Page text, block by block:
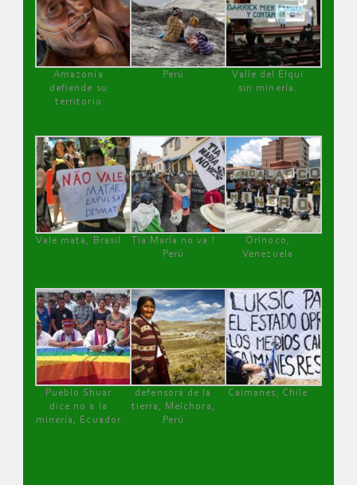
Amazonía
defiende su
territorio
Perú
Valle del Elqui
sin minería.
Vale mata, Brasil
Tía María no va !
Perú
Orinoco,
Venezuela
Pueblo Shuar
dice no a la
minería, Ecuador
defensora de la
tierra, Melchora,
Perú
Caimanes, Chile